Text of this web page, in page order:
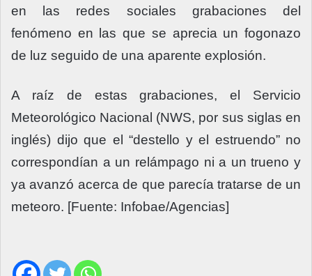
en las redes sociales grabaciones del
fenómeno en las que se aprecia un fogonazo
de luz seguido de una aparente explosión.
A raíz de estas grabaciones, el Servicio
Meteorológico Nacional (NWS, por sus siglas en
inglés) dijo que el “destello y el estruendo” no
correspondían a un relámpago ni a un trueno y
ya avanzó acerca de que parecía tratarse de un
meteoro. [Fuente: Infobae/Agencias]